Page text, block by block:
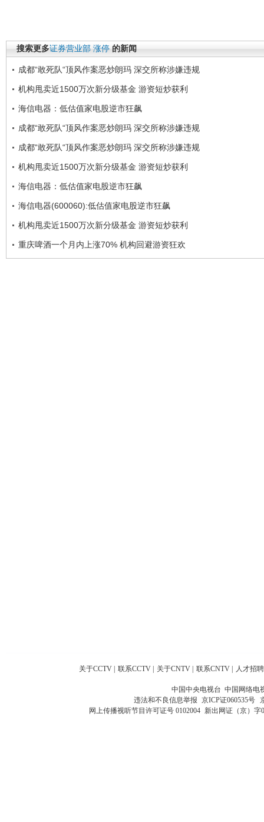
搜索更多证券营业部 涨停 的新闻
成都“敢死队“顶风作案恶炒朗玛 深交所称涉嫌违规
机构甩卖近1500万次新分级基金 游资短炒获利
海信电器：低估值家电股逆市狂飙
成都“敢死队“顶风作案恶炒朗玛 深交所称涉嫌违规
成都“敢死队“顶风作案恶炒朗玛 深交所称涉嫌违规
机构甩卖近1500万次新分级基金 游资短炒获利
海信电器：低估值家电股逆市狂飙
海信电器(600060):低估值家电股逆市狂飙
机构甩卖近1500万次新分级基金 游资短炒获利
重庆啤酒一个月内上涨70% 机构回避游资狂欢
关于CCTV 联系CCTV 关于CNTV 联系CNTV 人才招聘
中国中央电视台 中国网络电
违法和不良信息举报 京ICP证060535号
网上传播视听节目许可证号 0102004 新出网证（京）